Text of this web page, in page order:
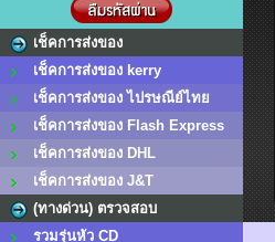
เช็คการส่งของ
เช็คการส่งของ kerry
เช็คการส่งของ ไปรษณีย์ไทย
เช็คการส่งของ Flash Express
เช็คการส่งของ DHL
เช็คการส่งของ J&T
(ทางด่วน) ตรวจสอบ
รวมรุ่นหัว CD